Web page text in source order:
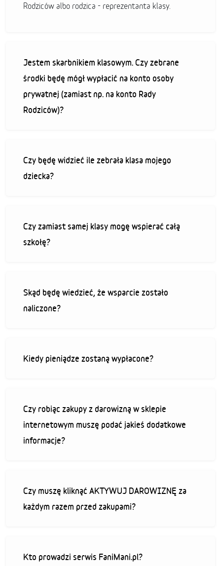
Rodziców albo rodzica - reprezentanta klasy.
Jestem skarbnikiem klasowym. Czy zebrane
środki będę mógł wypłacić na konto osoby
prywatnej (zamiast np. na konto Rady
Rodziców)?
Czy będę widzieć ile zebrała klasa mojego
dziecka?
Czy zamiast samej klasy mogę wspierać całą
szkołę?
Skąd będę wiedzieć, że wsparcie zostało
naliczone?
Kiedy pieniądze zostaną wypłacone?
Czy robiąc zakupy z darowizną w sklepie
internetowym muszę podać jakieś dodatkowe
informacje?
Czy muszę kliknąć AKTYWUJ DAROWIZNĘ za
każdym razem przed zakupami?
Kto prowadzi serwis FaniMani.pl?